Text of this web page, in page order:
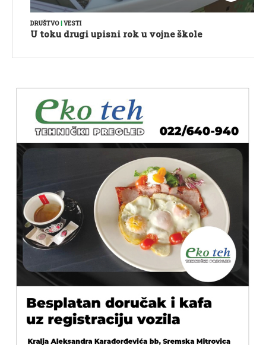
DRUŠTVO VESTI
U toku drugi upisni rok u vojne škole